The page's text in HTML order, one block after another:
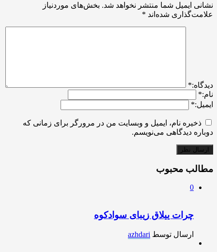
نشانی ایمیل شما منتشر نخواهد شد. بخش‌های موردنیاز
علامت‌گذاری شده‌اند *
ديدگاه:*
نام:*
ایمیل:*
ذخیره نام، ایمیل و وبسایت من در مرورگر برای زمانی که
دوباره دیدگاهی می‌نویسم.
مطالب محبوب
0
چرات ییلاق زیبای سوادکوه
ارسال توسط azhdari